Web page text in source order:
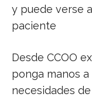
y puede verse
paciente
Desde CCOO
ponga manos
necesidades